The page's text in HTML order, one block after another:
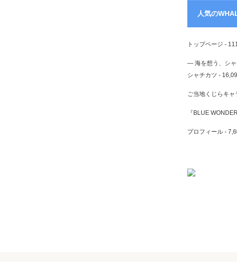
人気の
トップページ -
― 海を想う、シ
シャチカツ -
ご当地くじらキ
『BLUE
プロフィール -